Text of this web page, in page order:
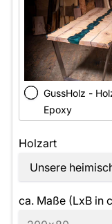
GussHolz -
Epoxy
Holzart
ca. Maße (LxB in